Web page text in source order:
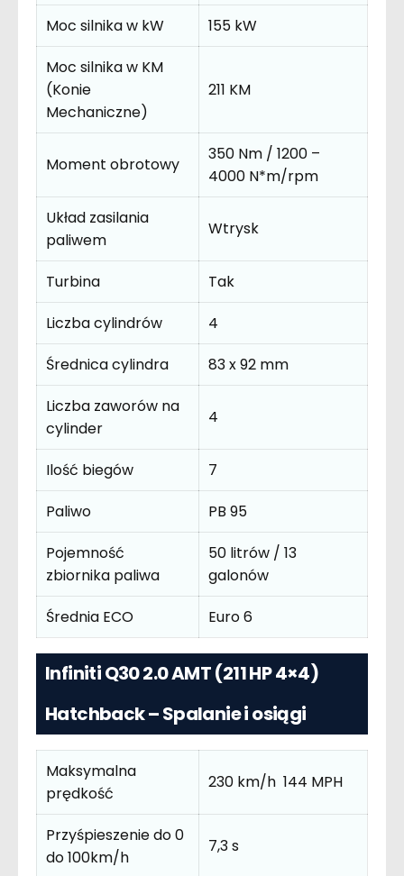
Moc silnika w kW
155 kW
Moc silnika w KM
(Konie
Mechaniczne)
211 KM
Moment obrotowy
350 Nm / 1200 –
4000 N*m/rpm
Układ zasilania
paliwem
Wtrysk
Turbina
Tak
Liczba cylindrów
4
Średnica cylindra
83 x 92 mm
Liczba zaworów na
cylinder
4
Ilość biegów
7
Paliwo
PB 95
Pojemność
zbiornika paliwa
50 litrów / 13
galonów
Średnia ECO
Euro 6
Infiniti Q30 2.0 AMT (211 HP 4×4)
Hatchback – Spalanie i osiągi
Maksymalna
prędkość
230 km/h 144 MPH
Przyśpieszenie do 0
do 100km/h
7,3 s